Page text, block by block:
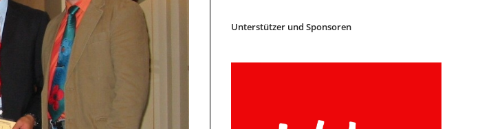
Unterstützer und Sponsoren